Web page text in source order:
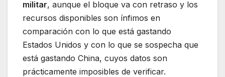
militar, aunque el bloque va con retraso y los
recursos disponibles son ínfimos en
comparación con lo que está gastando
Estados Unidos y con lo que se sospecha que
está gastando China, cuyos datos son
prácticamente imposibles de verificar.